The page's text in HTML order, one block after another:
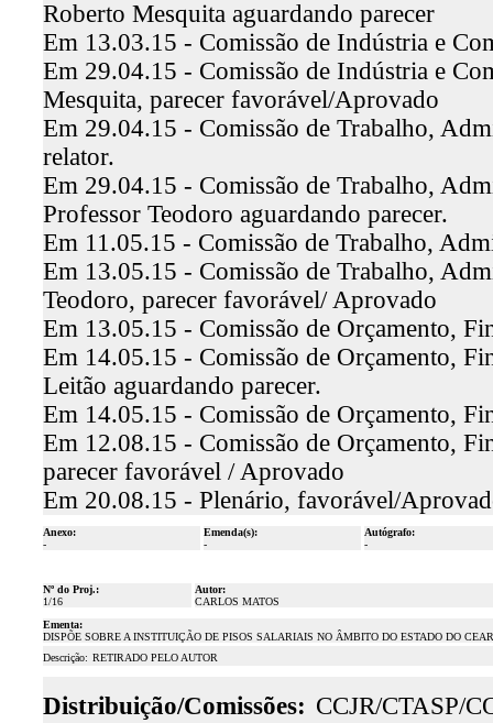
Roberto Mesquita aguardando parecer
Em 13.03.15 - Comissão de Indústria e
Em 29.04.15 - Comissão de Indústria e
Mesquita, parecer favorável/Aprovado
Em 29.04.15 - Comissão de Trabalho,
relator.
Em 29.04.15 - Comissão de Trabalho,
Professor Teodoro aguardando parecer.
Em 11.05.15 - Comissão de Trabalho,
Em 13.05.15 - Comissão de Trabalho,
Teodoro, parecer favorável/ Aprovado
Em 13.05.15 - Comissão de Orçamento,
Em 14.05.15 - Comissão de Orçamento,
Leitão aguardando parecer.
Em 14.05.15 - Comissão de Orçamento,
Em 12.08.15 - Comissão de Orçamento,
parecer favorável / Aprovado
Em 20.08.15 - Plenário, favorável/
Anexo:
-
Emenda(s):
-
Autógrafo:
-
Nº do Proj.:
1/16
Autor:
CARLOS MATOS
Ementa:
DISPÕE SOBRE A INSTITUIÇÃO DE PISOS SALARIAIS NO ÂMBITO DO ESTADO DO
Descrição: RETIRADO PELO AUTOR
Distribuição/Comissões: CCJR/CTASP/